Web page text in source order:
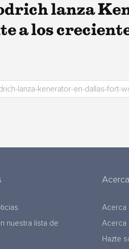
lanza
a los
nuestra lista de
Acerca
Acerca
Acerca
Hazte